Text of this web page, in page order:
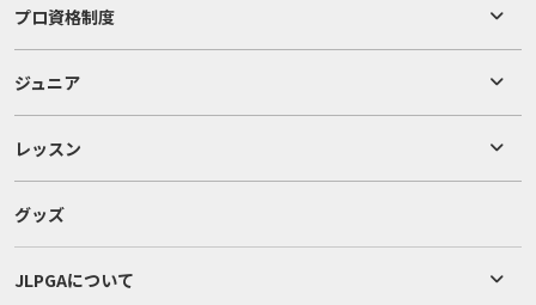
プロ資格制度
ジュニア
レッスン
グッズ
JLPGAについて